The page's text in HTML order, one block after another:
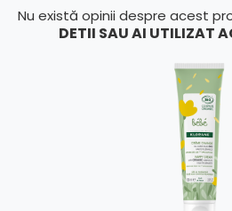
Nu există opinii despre acest
DETII SAU AI UTILIZAT